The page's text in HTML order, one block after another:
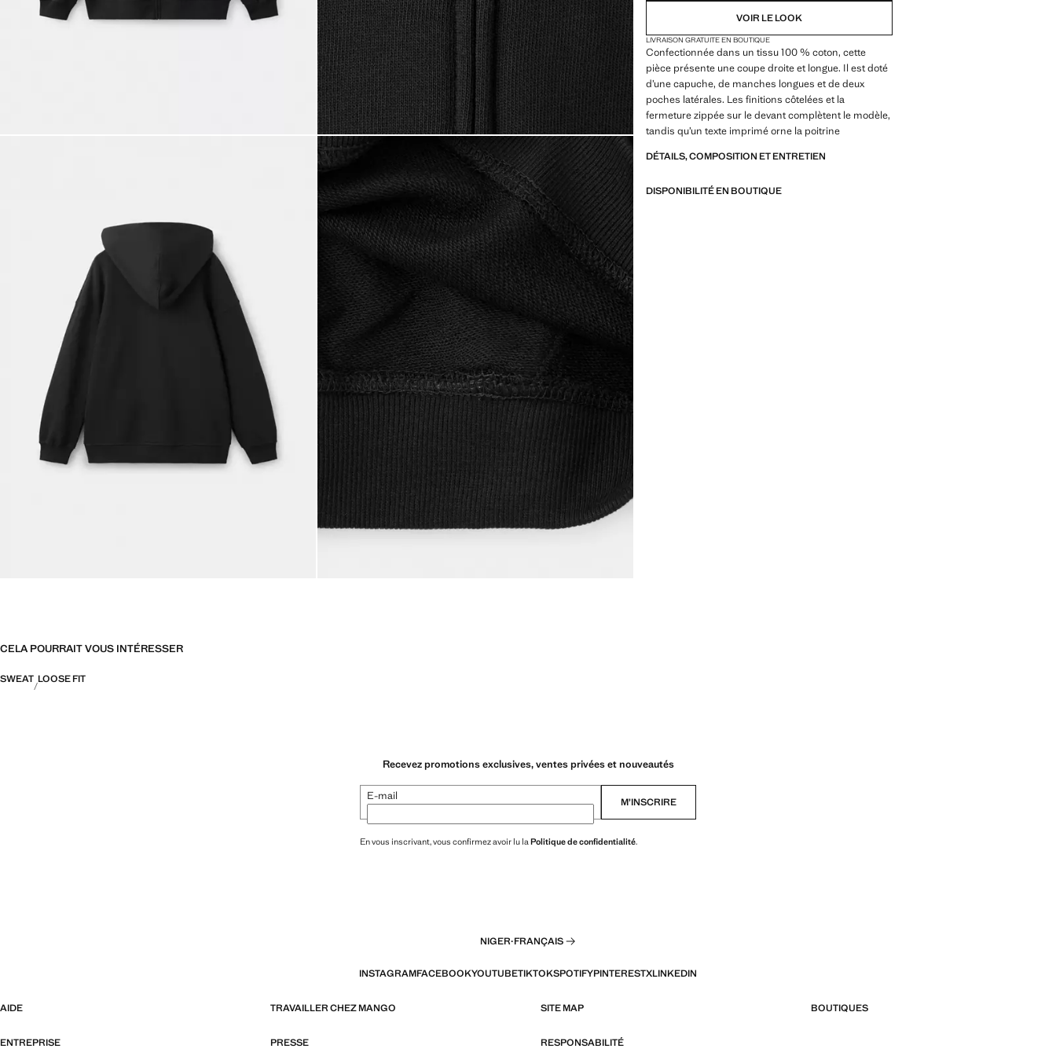
VOIR LE LOOK
LIVRAISON GRATUITE EN BOUTIQUE
Confectionnée dans un tissu 100 % coton, cette
pièce présente une coupe droite et longue. Il est doté
d’une capuche, de manches longues et de deux
poches latérales. Les finitions côtelées et la
fermeture zippée sur le devant complètent le modèle,
tandis qu’un texte imprimé orne la poitrine
DÉTAILS, COMPOSITION ET ENTRETIEN
DISPONIBILITÉ EN BOUTIQUE
CELA POURRAIT VOUS INTÉRESSER
SWEAT LOOSE FIT
Recevez promotions exclusives, ventes privées et nouveautés
E-mail M’INSCRIRE
En vous inscrivant, vous confirmez avoir lu laPolitique de confidentialité.
NIGER·FRANÇAIS
INSTAGRAMFACEBOOKYOUTUBETIKTOKSPOTIFYPINTERESTXLINKEDIN
AIDE TRAVAILLER CHEZ MANGO SITE MAP BOUTIQUES
ENTREPRISE PRESSE RESPONSABILITÉ